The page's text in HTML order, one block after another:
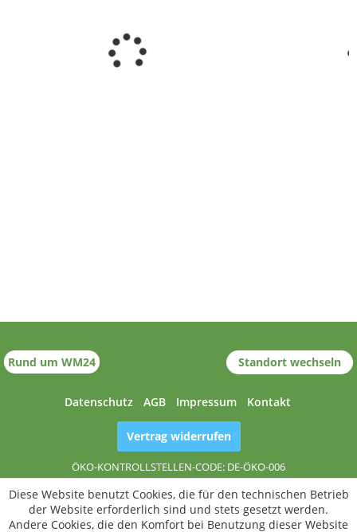
Datenschutz AGB Impressum Kontakt
Rund um WM24 Standort wechseln
Vertrag widerrufen
ÖKO-KONTROLLSTELLEN-CODE: DE-ÖKO-006
Diese Website benutzt Cookies, die für den technischen Betrieb
der Website erforderlich sind und stets gesetzt werden.
Andere Cookies, die den Komfort bei Benutzung dieser Website